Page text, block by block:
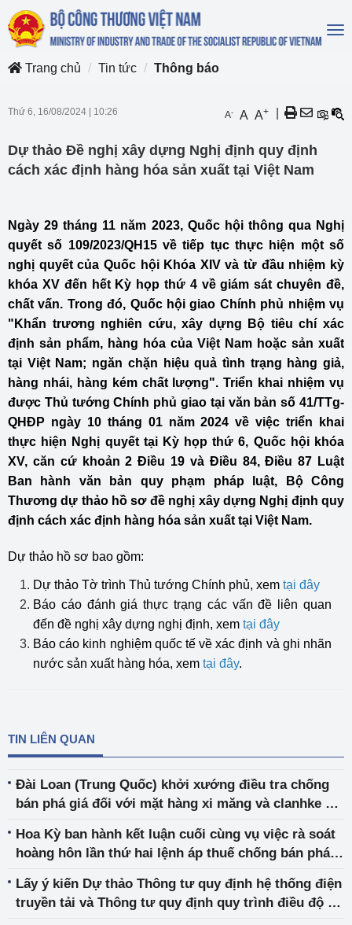
Trang chủ
Tin tức Thông báo
Thứ 6, 16/08/2024 10:26 A- A A+
Dự thảo Đề nghị xây dựng Nghị định quy định
cách xác định hàng hóa sản xuất tại Việt Nam
Ngày 29 tháng 11 năm 2023, Quốc hội thông qua Nghị
quyết số 109/2023/QH15 về tiếp tục thực hiện một số
nghị quyết của Quốc hội Khóa XIV và từ đầu nhiệm kỳ
khóa XV đến hết Kỳ họp thứ 4 về giám sát chuyên đề,
chất vấn. Trong đó, Quốc hội giao Chính phủ nhiệm vụ
"Khẩn trương nghiên cứu, xây dựng Bộ tiêu chí xác
định sản phẩm, hàng hóa của Việt Nam hoặc sản xuất
tại Việt Nam; ngăn chặn hiệu quả tình trạng hàng giả,
hàng nhái, hàng kém chất lượng". Triển khai nhiệm vụ
được Thủ tướng Chính phủ giao tại văn bản số 41/TTg-
QHĐP ngày 10 tháng 01 năm 2024 về việc triển khai
thực hiện Nghị quyết tại Kỳ họp thứ 6, Quốc hội khóa
XV, căn cứ khoản 2 Điều 19 và Điều 84, Điều 87 Luật
Ban hành văn bản quy phạm pháp luật, Bộ Công
Thương dự thảo hồ sơ đề nghị xây dựng Nghị định quy
định cách xác định hàng hóa sản xuất tại Việt Nam.
Dự thảo hồ sơ bao gồm:
Dự thảo Tờ trình Thủ tướng Chính phủ, xem tại đây
Báo cáo đánh giá thực trạng các vấn đề liên quan
đến đề nghị xây dựng nghị định, xem tại đây
Báo cáo kinh nghiệm quốc tế về xác định và ghi nhãn
nước sản xuất hàng hóa, xem tại đây.
TIN LIÊN QUAN
Đài Loan (Trung Quốc) khởi xướng điều tra chống
bán phá giá đối với mặt hàng xi măng và clanhke có
Hoa Kỳ ban hành kết luận cuối cùng vụ việc rà soát
hoàng hôn lần thứ hai lệnh áp thuế chống bán phá
Lấy ý kiến Dự thảo Thông tư quy định hệ thống điện
truyền tải và Thông tư quy định quy trình điều độ hệ